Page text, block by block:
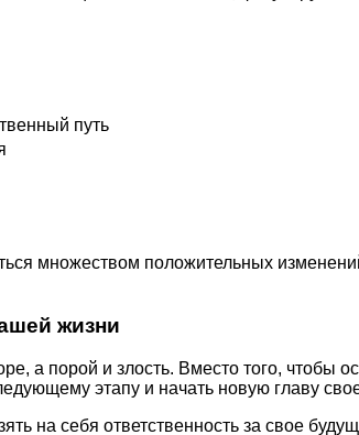
путь
множеством положительных
жизни
а порой и злость. Вместо того, чтобы
этапу и начать новую главу
на себя ответственность за свое